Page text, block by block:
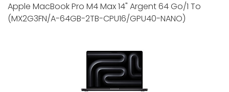
Apple MacBook Pro M4 Max 14" Argent 64 Go/1 To
(MX2G3FN/A-64GB-2TB-CPU16/GPU40-NANO)